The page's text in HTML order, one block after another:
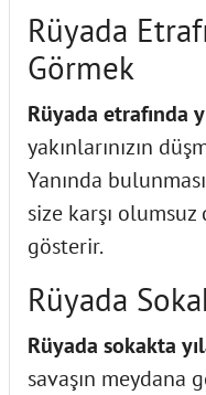
Rüyada
Görmek
Rüyada etrafında
yakınlarınızın
Yanında
size karşı
gösterir.
Rüyada
Rüyada sokakta
savaşın meydana